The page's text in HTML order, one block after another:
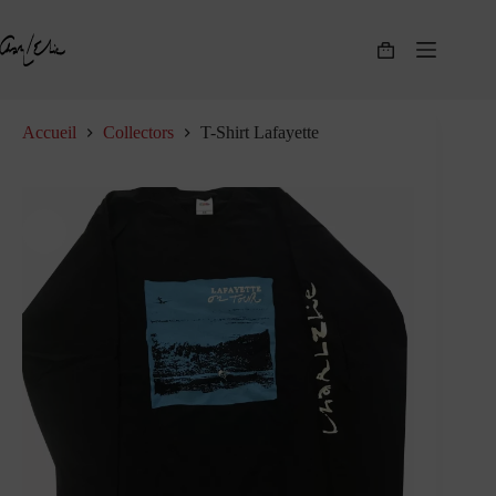
contenu
Panier
Accueil Collectors T-Shirt Lafayette